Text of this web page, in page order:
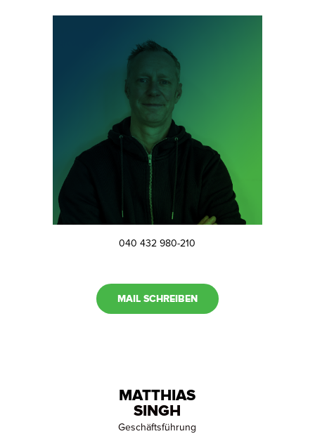
040 432 980-210
MAIL SCHREIBEN
MATTHIAS
SINGH
Geschäftsführung